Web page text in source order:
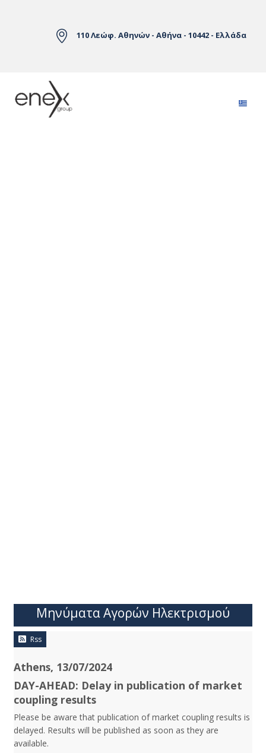
110 Λεώφ. Αθηνών - Αθήνα - 10442 - Ελλάδα
Αγορές Ηλεκτρικής Ενέργειας
Μηνύματα Αγορών Ηλεκτρισμού
Rss
Athens, 13/07/2024
DAY-AHEAD: Delay in publication of market
coupling results
Please be aware that publication of market coupling results is
delayed. Results will be published as soon as they are
available.